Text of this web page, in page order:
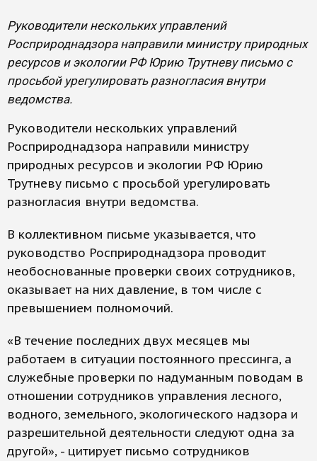
Руководители нескольких управлений
Росприроднадзора направили министру природных
ресурсов и экологии РФ Юрию Трутневу письмо с
просьбой урегулировать разногласия внутри
ведомства.
Руководители нескольких управлений
Росприроднадзора направили министру
природных ресурсов и экологии РФ Юрию
Трутневу письмо с просьбой урегулировать
разногласия внутри ведомства.
В коллективном письме указывается, что
руководство Росприроднадзора проводит
необоснованные проверки своих сотрудников,
оказывает на них давление, в том числе с
превышением полномочий.
«В течение последних двух месяцев мы
работаем в ситуации постоянного прессинга, а
служебные проверки по надуманным поводам в
отношении сотрудников управления лесного,
водного, земельного, экологического надзора и
разрешительной деятельности следуют одна за
другой», - цитирует письмо сотрудников